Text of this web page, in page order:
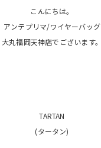
こんにちは。
アンテプリマ/ワイヤーバッグ
大丸福岡天神店でございます。
TARTAN
(タータン)